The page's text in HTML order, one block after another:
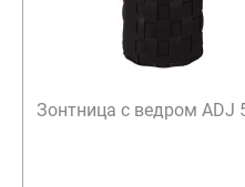
Зонтница с ведром ADJ